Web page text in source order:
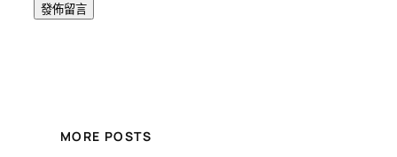
MORE POSTS